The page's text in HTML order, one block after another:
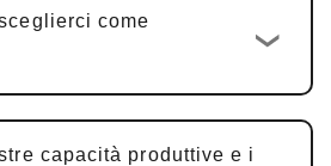
e sviluppo
avviato il ciclo di sviluppo
come
capacità produttive e i